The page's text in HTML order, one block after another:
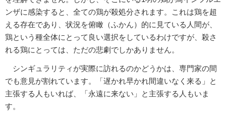
ンザに感染すると、全ての鶏が殺処分されます。これは鶏を超
える存在であり、状況を俯瞰（ふかん）的に見ている人間が、
鶏という種全体にとって良い選択をしているわけですが、殺さ
れる鶏にとっては、ただの悲劇でしかありません。
シンギュラリティが実際に訪れるのかどうかは、専門家の間
でも意見が割れています。「遅かれ早かれ間違いなく来る」と
主張する人もいれば、「永遠に来ない」と主張する人もいま
す。